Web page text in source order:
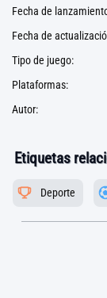
Fecha de
Fecha de
Tipo de juego:
Plataformas:
Autor:
Etiquetas
Deporte